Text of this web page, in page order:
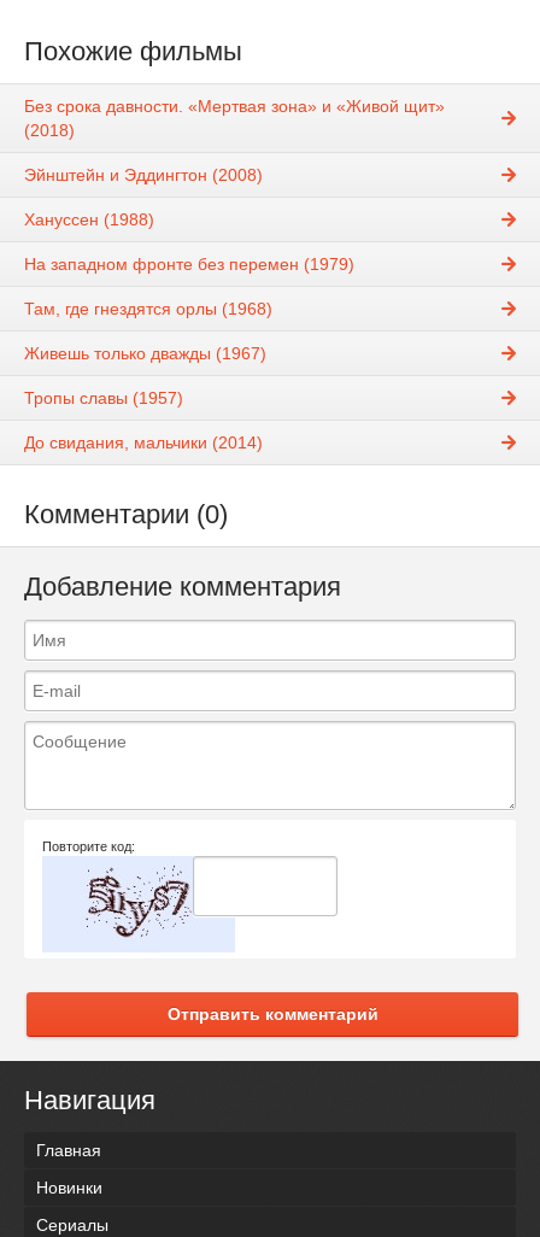
Похожие фильмы
Без срока давности. «Мертвая зона» и «Живой щит»
(2018)
Эйнштейн и Эддингтон (2008)
Хануссен (1988)
На западном фронте без перемен (1979)
Там, где гнездятся орлы (1968)
Живешь только дважды (1967)
Тропы славы (1957)
До свидания, мальчики (2014)
Комментарии (0)
Добавление комментария
Повторите код:
Отправить комментарий
Навигация
Главная
Новинки
Сериалы